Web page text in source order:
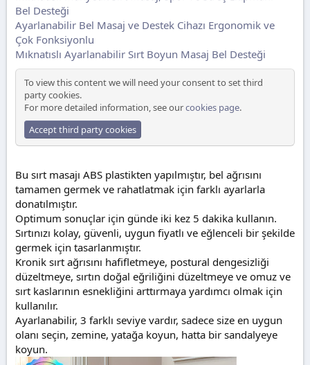
Bel Desteği
Ayarlanabilir Bel Masaj ve Destek Cihazı Ergonomik ve
Çok Fonksiyonlu
Mıknatıslı Ayarlanabilir Sırt Boyun Masaj Bel Desteği
To view this content we will need your consent to set third
party cookies.
For more detailed information, see ourcookies page.
Accept third party cookies
Bu sırt masajı ABS plastikten yapılmıştır, bel ağrısını
tamamen germek ve rahatlatmak için farklı ayarlarla
donatılmıştır.
Optimum sonuçlar için günde iki kez 5 dakika kullanın.
Sırtınızı kolay, güvenli, uygun fiyatlı ve eğlenceli bir şekilde
germek için tasarlanmıştır.
Kronik sırt ağrısını hafifletmeye, postural dengesizliği
düzeltmeye, sırtın doğal eğriliğini düzeltmeye ve omuz ve
sırt kaslarının esnekliğini arttırmaya yardımcı olmak için
kullanılır.
Ayarlanabilir, 3 farklı seviye vardır, sadece size en uygun
olanı seçin, zemine, yatağa koyun, hatta bir sandalyeye
koyun.